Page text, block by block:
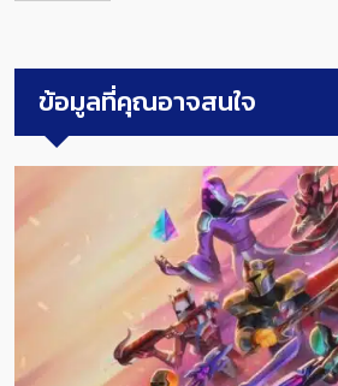
ข้อมูลที่คุณอาจสนใจ